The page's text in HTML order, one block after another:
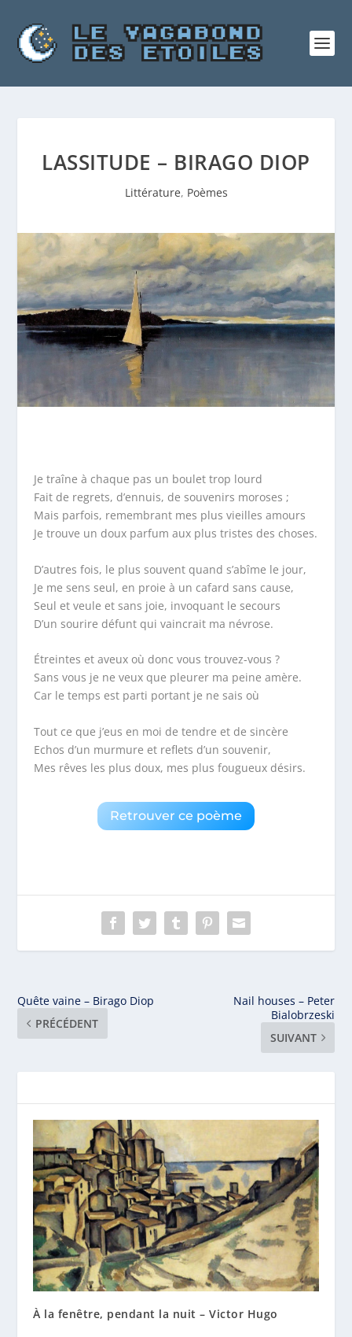
LASSITUDE – BIRAGO DIOP
Littérature, Poèmes
Je traîne à chaque pas un boulet trop lourd
Fait de regrets, d’ennuis, de souvenirs moroses ;
Mais parfois, remembrant mes plus vieilles amours
Je trouve un doux parfum aux plus tristes des choses.
D’autres fois, le plus souvent quand s’abîme le jour,
Je me sens seul, en proie à un cafard sans cause,
Seul et veule et sans joie, invoquant le secours
D’un sourire défunt qui vaincrait ma névrose.
Étreintes et aveux où donc vous trouvez-vous ?
Sans vous je ne veux que pleurer ma peine amère.
Car le temps est parti portant je ne sais où
Tout ce que j’eus en moi de tendre et de sincère
Echos d’un murmure et reflets d’un souvenir,
Mes rêves les plus doux, mes plus fougueux désirs.
Retrouver ce poème
Quête vaine – Birago Diop
PRÉCÉDENT
Nail houses – Peter
Bialobrzeski
SUIVANT
À la fenêtre, pendant la nuit – Victor Hugo